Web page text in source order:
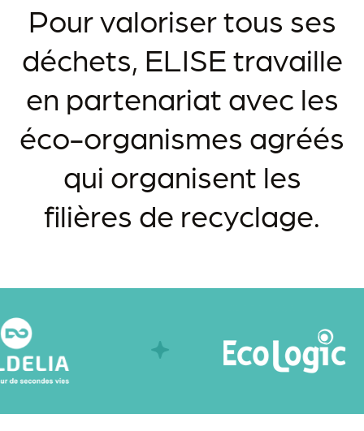
Pour valoriser tous ses
déchets, ELISE travaille
en partenariat avec les
éco-organismes agréés
qui organisent les
filières de recyclage.